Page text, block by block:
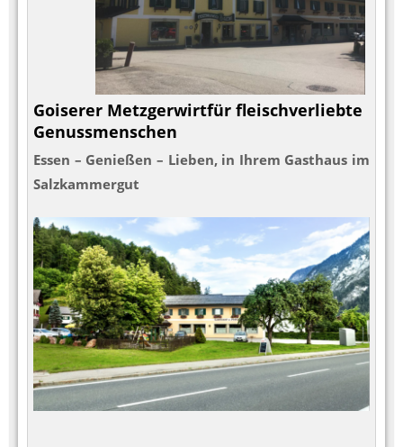
Goiserer Metzgerwirtfür fleischverliebte
Genussmenschen
Essen – Genießen – Lieben, in Ihrem Gasthaus im
Salzkammergut